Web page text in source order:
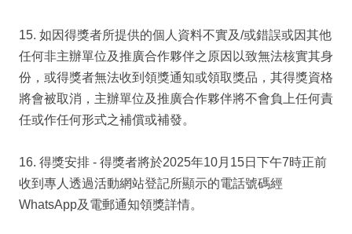
15. 如因得獎者所提供的個人資料不實及/或錯誤或因其他
任何非主辦單位及推廣合作夥伴之原因以致無法核實其身
份，或得獎者無法收到領獎通知或領取獎品，其得獎資格
將會被取消，主辦單位及推廣合作夥伴將不會負上任何責
任或作任何形式之補償或補發。
16. 得獎安排 - 得獎者將於2025年10月15日下午7時正前
收到專人透過活動網站登記所顯示的電話號碼經
WhatsApp及電郵通知領獎詳情。